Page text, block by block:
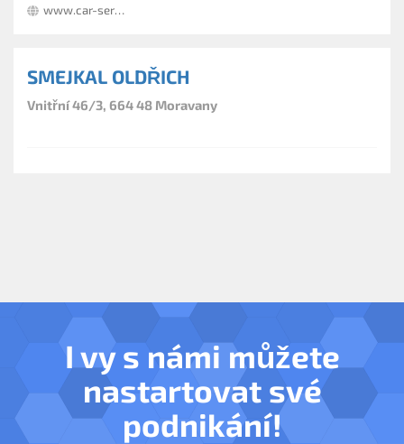
www.car-servis-ostrov.cz
SMEJKAL OLDŘICH
Vnitřní 46/3, 664 48 Moravany
I vy s námi můžete
nastartovat své
podnikání!